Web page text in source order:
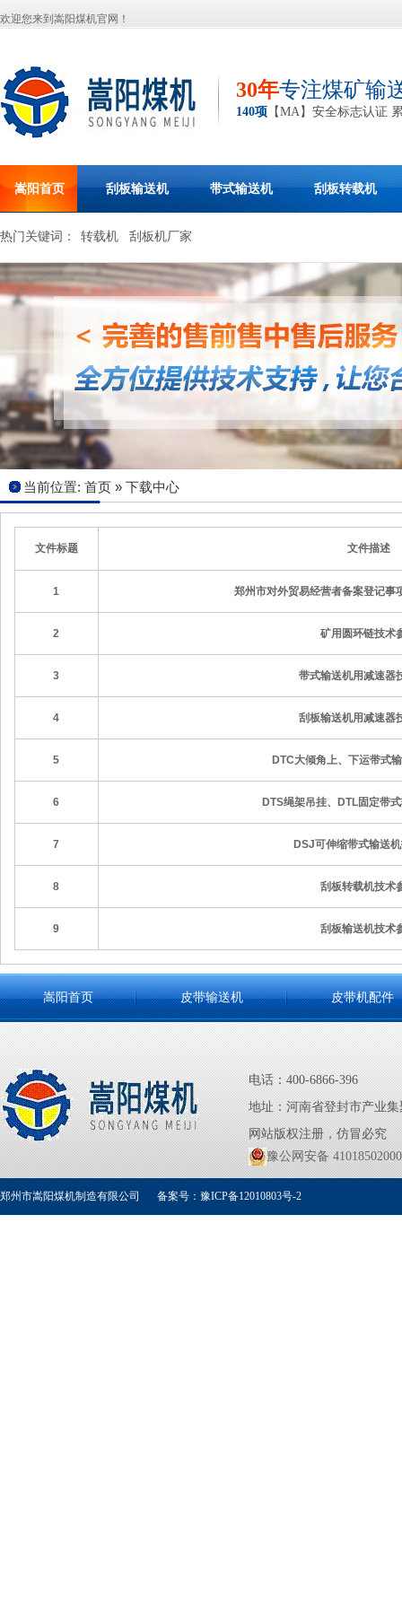
欢迎您来到嵩阳煤机官网！
30年专注煤矿输
140项 【MA】安全标志认证
嵩阳首页 刮板输送机 带式输送机 刮板转载机
热门关键词： 转载机 刮板机厂家
当前位置: 首页 » 下载中心
文件标题 文件描述
1 郑州市对外贸易经营者备案登记事
2 矿用圆环链技术
3 带式输送机用减速器
4 刮板输送机用减速器
5 DTC大倾角上、下运带式
6 DTS绳架吊挂、DTL固定带
7 DSJ可伸缩带式输送
8 刮板转载机技术
9 刮板输送机技术
嵩阳首页 皮带输送机 皮带机配件
电话：400-6866-396
地址：河南省登封市产业集
网站版权注册，仿冒必究
豫公网安备
郑州市嵩阳煤机制造有限公司 备案号：豫ICP备12010803号-2